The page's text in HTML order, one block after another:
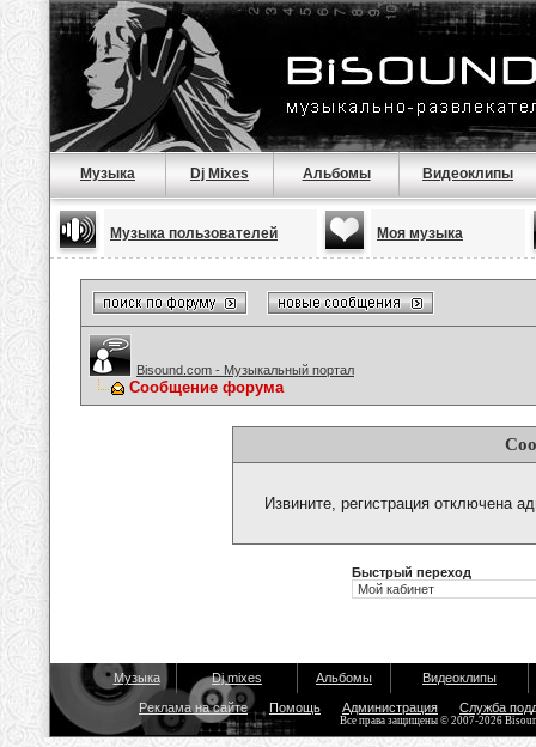
Музыка Dj Mixes Альбомы Видеоклипы
Музыка пользователей Моя музыка
Bisound.com - Музыкальный портал
Сообщение форума
Извините, регистрация отключена
Быстрый переход
Музыка Dj mixes Альбомы Видеоклипы
Реклама на сайте Помощь Администрация Служба
Все права защищены © 2007-2026